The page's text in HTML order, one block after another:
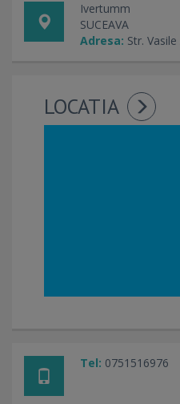
Ivertumm
SUCEAVA
Adresa: Str.
LOCATIA
Tel: 0751516976